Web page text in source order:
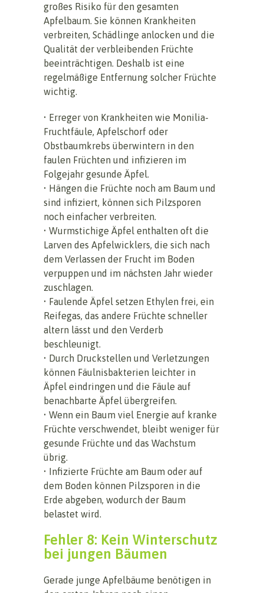
großes Risiko für den gesamten
Apfelbaum. Sie können Krankheiten
verbreiten, Schädlinge anlocken und die
Qualität der verbleibenden Früchte
beeinträchtigen. Deshalb ist eine
regelmäßige Entfernung solcher Früchte
wichtig.
• Erreger von Krankheiten wie Monilia-
Fruchtfäule, Apfelschorf oder
Obstbaumkrebs überwintern in den
faulen Früchten und infizieren im
Folgejahr gesunde Äpfel.
• Hängen die Früchte noch am Baum und
sind infiziert, können sich Pilzsporen
noch einfacher verbreiten.
• Wurmstichige Äpfel enthalten oft die
Larven des Apfelwicklers, die sich nach
dem Verlassen der Frucht im Boden
verpuppen und im nächsten Jahr wieder
zuschlagen.
• Faulende Äpfel setzen Ethylen frei, ein
Reifegas, das andere Früchte schneller
altern lässt und den Verderb
beschleunigt.
• Durch Druckstellen und Verletzungen
können Fäulnisbakterien leichter in
Äpfel eindringen und die Fäule auf
benachbarte Äpfel übergreifen.
• Wenn ein Baum viel Energie auf kranke
Früchte verschwendet, bleibt weniger für
gesunde Früchte und das Wachstum
übrig.
• Infizierte Früchte am Baum oder auf
dem Boden können Pilzsporen in die
Erde abgeben, wodurch der Baum
belastet wird.
Fehler 8: Kein Winterschutz
bei jungen Bäumen
Gerade junge Apfelbäume benötigen in